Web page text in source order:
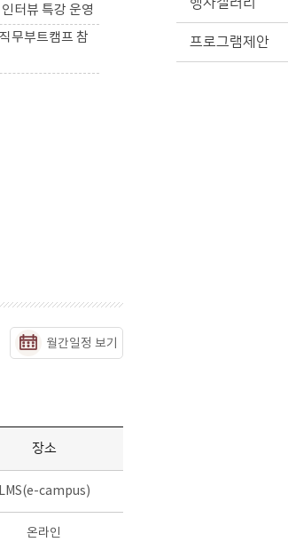
프로그램제안
터뷰 특강 운영
무부트캠프 참
월간일정 보기
장소
LMS(e-campus)
온라인